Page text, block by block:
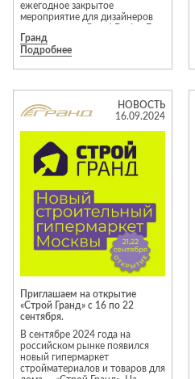
ежегодное закрытое
мероприятие для дизайнеров
24, которое объединит
профессионалов в своей сфере.
Гранд
Подробнее
НОВОСТЬ
16.09.2024
Приглашаем на открытие
«Строй Гранд» с 16 по 22
сентября.
В сентябре 2024 года на
российском рынке появился
новый гипермаркет
стройматериалов и товаров для